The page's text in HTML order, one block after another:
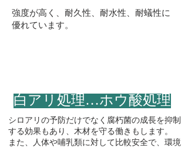
強度が高く、耐久性、耐水性、耐蟻性に
​優れています。
​白アリ処理…ホウ酸処理
シロアリの予防だけでなく腐朽菌の成長を抑制
する効果もあり、木材を守る働きもします。
​また、人体や哺乳類に対して比較安全で、環境